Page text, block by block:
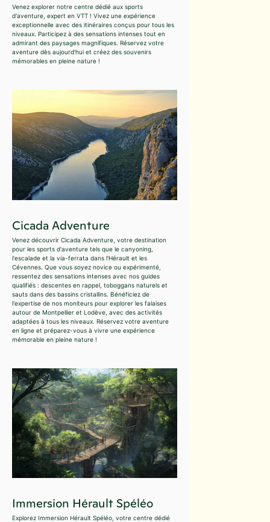
Venez explorer notre centre dédié aux sports
d'aventure, expert en VTT ! Vivez une expérience
exceptionnelle avec des itinéraires conçus pour tous les
niveaux. Participez à des sensations intenses tout en
admirant des paysages magnifiques. Réservez votre
aventure dès aujourd'hui et créez des souvenirs
mémorables en pleine nature !
Cicada Adventure
Venez découvrir Cicada Adventure, votre destination
pour les sports d'aventure tels que le canyoning,
l'escalade et la via-ferrata dans l'Hérault et les
Cévennes. Que vous soyez novice ou expérimenté,
ressentez des sensations intenses avec nos guides
qualifiés : descentes en rappel, toboggans naturels et
sauts dans des bassins cristallins. Bénéficiez de
l'expertise de nos moniteurs pour explorer les falaises
autour de Montpellier et Lodève, avec des activités
adaptées à tous les niveaux. Réservez votre aventure
en ligne et préparez-vous à vivre une expérience
mémorable en pleine nature !
Immersion Hérault Spéléo
Explorez Immersion Hérault Spéléo, votre centre dédié